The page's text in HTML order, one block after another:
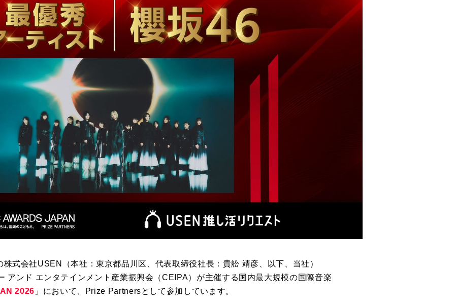
株式会社USEN
（本社：東京都品川区、代表取締役社長：貴舩 靖彦、以下、当社）
アンド エンタテインメント産業振興会（CEIPA）が主催する国内最大規模の国際音楽
2026 」において、 Prize Partnersとして参加しています。